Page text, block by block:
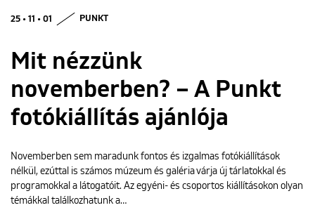
25 • 11 • 01 PUNKT
Mit nézzünk
novemberben? – A Punkt
fotókiállítás ajánlója
Novemberben sem maradunk fontos és izgalmas fotókiállítások
nélkül, ezúttal is számos múzeum és galéria várja új tárlatokkal és
programokkal a látogatóit. Az egyéni- és csoportos kiállításokon olyan
témákkal találkozhatunk a…